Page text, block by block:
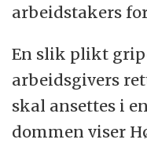
arbeidstakers
En slik plikt
arbeidsgivers
skal ansettes i
dommen viser